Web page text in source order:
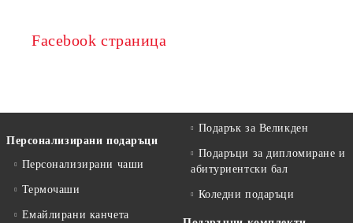
Facebook страница
Персонализирани подаръци
Персонализирани чаши
Термочаши
Емайлирани канчета
Подарък за Великден
Подаръци за дипломиране и
абитуриентски бал
Коледни подаръци